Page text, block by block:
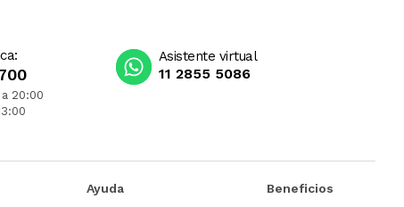
20:00
Asistente virtual
11 2855 5086
Ayuda
Beneficios